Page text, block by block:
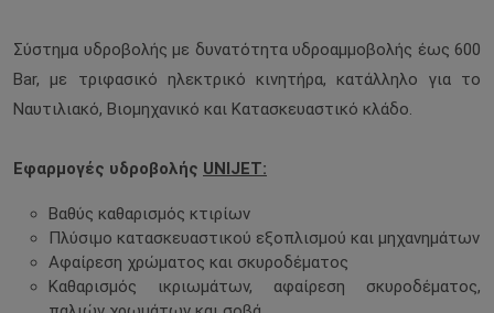
Σύστημα υδροβολής με δυνατότητα υδροαμμοβολής έως 600
Bar, με τριφασικό ηλεκτρικό κινητήρα, κατάλληλο για το
Ναυτιλιακό, Βιομηχανικό και Κατασκευαστικό κλάδο.
Εφαρμογές υδροβολής UNIJET:
Βαθύς καθαρισμός κτιρίων
Πλύσιμο κατασκευαστικού εξοπλισμού και μηχανημάτων
Αφαίρεση χρώματος και σκυροδέματος
Καθαρισμός ικριωμάτων, αφαίρεση σκυροδέματος,